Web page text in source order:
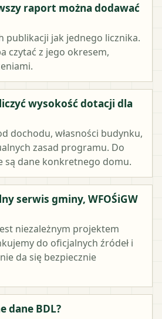
raport można dodawać
publikacji jak jednego licznika.
czytać z jego okresem,
wysokość dotacji dla
dochodu, własności budynku,
zasad programu. Do
są dane konkretnego domu.
serwis gminy, WFOŚiGW
niezależnym projektem
do oficjalnych źródeł i
da się bezpiecznie
dane BDL?